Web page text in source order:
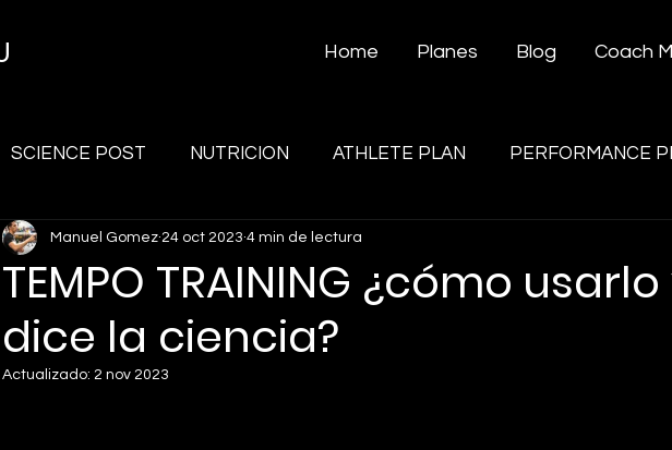
Home Planes Blog Coach
SCIENCE POST NUTRICION ATHLETE PLAN PERFORMANCE
TEMPO TRAINING ¿cómo
dice la ciencia?
Manuel Gomez 24 oct 2023 4 min de lectura
Actualizado: 2 nov 2023